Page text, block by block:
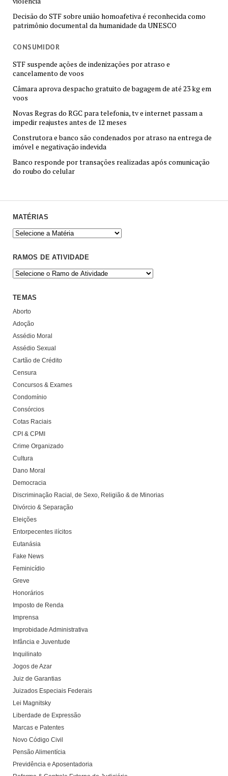
Decisão do STF sobre união homoafetiva é reconhecida como
patrimônio documental da humanidade da UNESCO
CONSUMIDOR
STF suspende ações de indenizações por atraso e
cancelamento de voos
Câmara aprova despacho gratuito de bagagem de até 23 kg em
voos
Novas Regras do RGC para telefonia, tv e internet passam a
impedir reajustes antes de 12 meses
Construtora e banco são condenados por atraso na entrega de
imóvel e negativação indevida
Banco responde por transações realizadas após comunicação
do roubo do celular
MATÉRIAS
RAMOS DE ATIVIDADE
TEMAS
Aborto
Adoção
Assédio Moral
Assédio Sexual
Cartão de Crédito
Censura
Concursos & Exames
Condomínio
Consórcios
Cotas Raciais
CPI & CPMI
Crime Organizado
Cultura
Dano Moral
Democracia
Discriminação Racial, de Sexo, Religião & de Minorias
Divórcio & Separação
Eleições
Entorpecentes ilícitos
Eutanásia
Fake News
Feminicídio
Greve
Honorários
Imposto de Renda
Imprensa
Improbidade Administrativa
Infância e Juventude
Inquilinato
Jogos de Azar
Juiz de Garantias
Juizados Especiais Federais
Lei Magnitsky
Liberdade de Expressão
Marcas e Patentes
Novo Código Civil
Pensão Alimentícia
Previdência e Aposentadoria